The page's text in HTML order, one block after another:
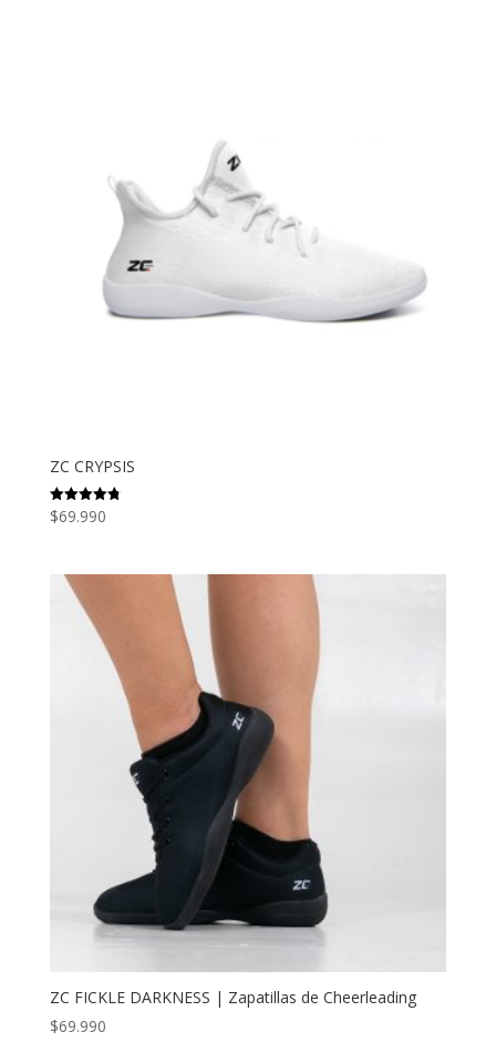
ZC CRYPSIS
Valorado
con
$69.990
ZC FICKLE DARKNESS | Zapatillas de Cheerleading
$69.990